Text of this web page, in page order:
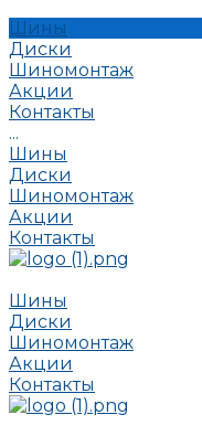
Шины
Диски
Шиномонтаж
Акции
Контакты
...
Шины
Диски
Шиномонтаж
Акции
Контакты
Шины
Диски
Шиномонтаж
Акции
Контакты